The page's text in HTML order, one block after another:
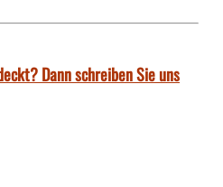
Dann schreiben Sie uns